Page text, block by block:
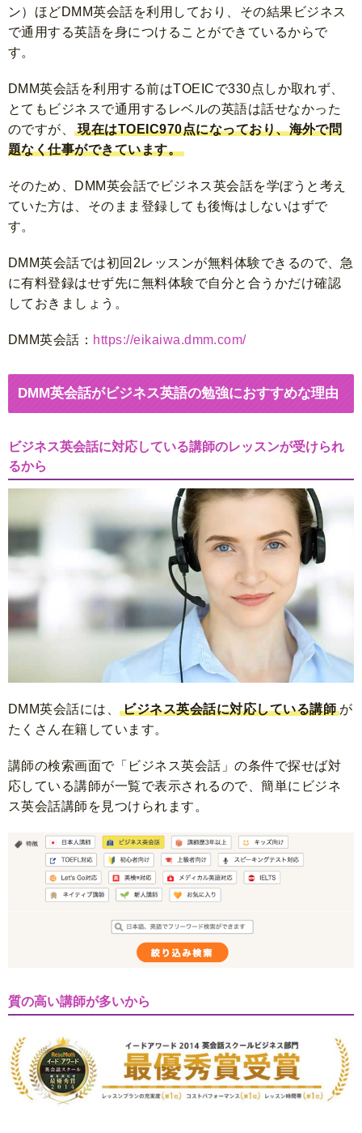
ン）ほどDMM英会話を利用しており、その結果ビジネス
で通用する英語を身につけることができているからで
す。
DMM英会話を利用する前はTOEICで330点しか取れず、
とてもビジネスで通用するレベルの英語は話せなかった
のですが、 現在はTOEIC970点になっており、海外で問
題なく仕事ができています。
そのため、DMM英会話でビジネス英会話を学ぼうと考え
ていた方は、そのまま登録しても後悔はしないはずで
す。
DMM英会話では初回2レッスンが無料体験できるので、急
に有料登録はせず先に無料体験で自分と合うかだけ確認
しておきましょう。
DMM英会話： https://eikaiwa.dmm.com/
DMM英会話がビジネス英語の勉強におすすめな理由
ビジネス英会話に対応している講師のレッスンが受けられ
るから
DMM英会話には、 ビジネス英会話に対応している講師 が
たくさん在籍しています。
講師の検索画面で「ビジネス英会話」の条件で探せば対
応している講師が一覧で表示されるので、簡単にビジネ
ス英会話講師を見つけられます。
質の高い講師が多いから